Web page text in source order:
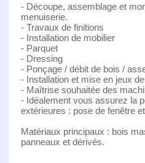
- Découpe, assemblage et
menuiserie.
- Travaux de finitions
- Installation de mobilier
- Parquet
- Dressing
- Ponçage / débit de bois /
- Installation et mise en jeux
- Maîtrise souhaitée des
- Idéalement vous assurez la
extérieures : pose de fenêtre
Matériaux principaux : bois
panneaux et dérivés.